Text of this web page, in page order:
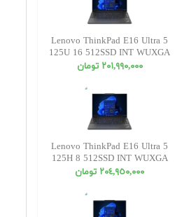
Lenovo ThinkPad E16 Ultra 5
125U 16 512SSD INT WUXGA
٢٠١,٩٩٠,٠٠٠ تومان
Lenovo ThinkPad E16 Ultra 5
125H 8 512SSD INT WUXGA
٢٠٤,٩٥٠,٠٠٠ تومان